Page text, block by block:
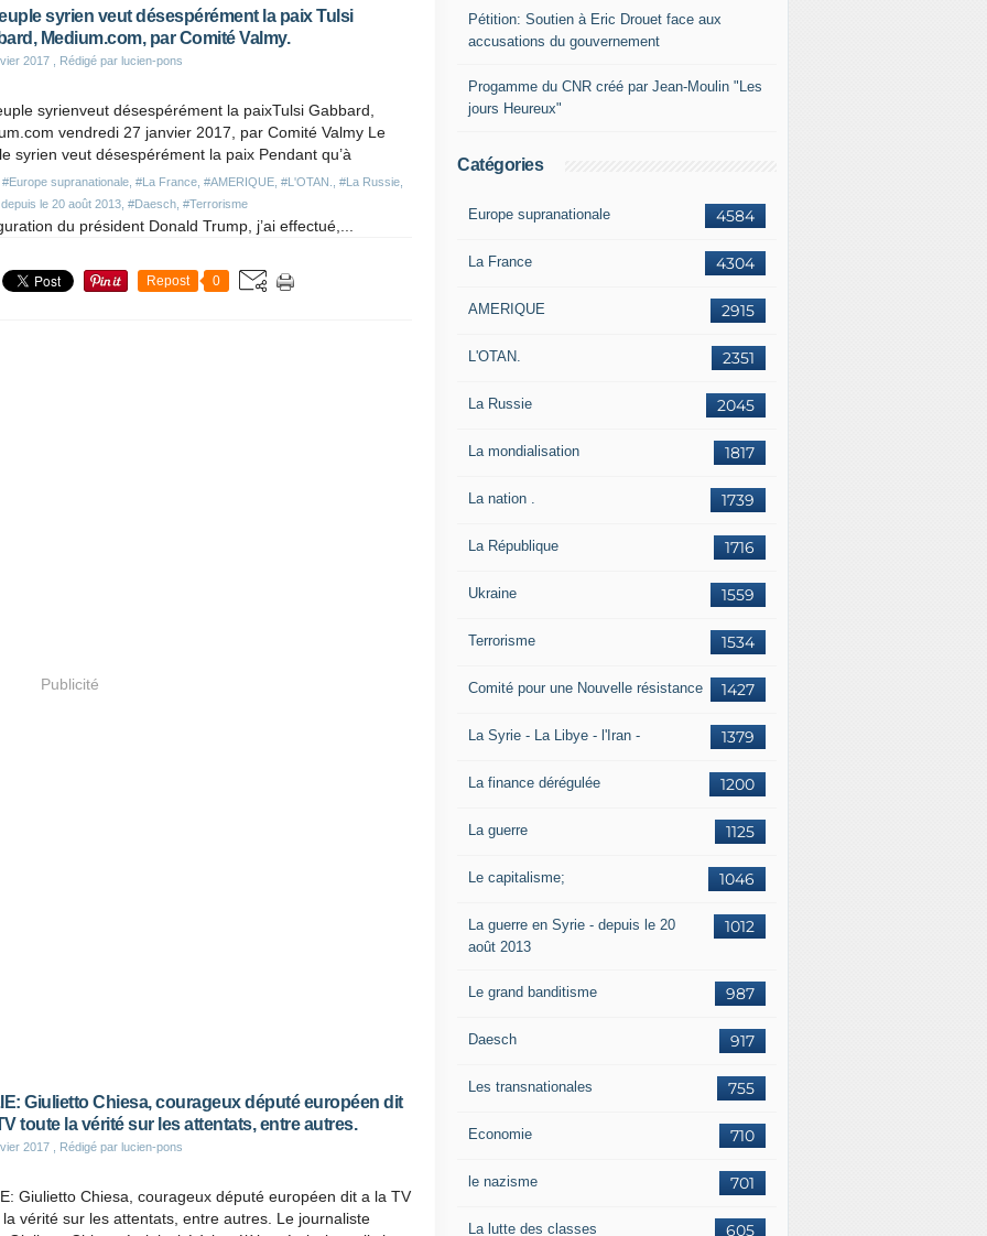
syrien veut désespérément la paix Tulsi
Medium.com, par Comité Valmy.
2017 , Rédigé par lucien-pons
#Europe supranationale #La France #AMERIQUE #L'OTAN. #La Russie
le 20 août 2013 #Daesch #Terrorisme
syrienveut désespérément la paixTulsi Gabbard,
vendredi 27 janvier 2017, par Comité Valmy Le
syrien veut désespérément la paix Pendant qu’à
du président Donald Trump, j’ai effectué,...
Repost 0
Publicité
Giulietto Chiesa, courageux député européen dit
toute la vérité sur les attentats, entre autres.
2017 , Rédigé par lucien-pons
Giulietto Chiesa, courageux député européen dit a la TV
vérité sur les attentats, entre autres. Le journaliste
Pétition: Soutien à Eric Drouet face aux
accusations du gouvernement
Progamme du CNR créé par Jean-Moulin "Les
jours Heureux"
Catégories
4584
Europe supranationale
4304
La France
2915
AMERIQUE
2351
L'OTAN.
2045
La Russie
1817
La mondialisation
1739
La nation .
1716
La République
1559
Ukraine
1534
Terrorisme
1427
Comité pour une Nouvelle résistance
1379
La Syrie - La Libye - l'Iran -
1200
La finance dérégulée
1125
La guerre
1046
Le capitalisme;
1012
La guerre en Syrie - depuis le 20
août 2013
987
Le grand banditisme
917
Daesch
755
Les transnationales
710
Economie
701
le nazisme
605
La lutte des classes